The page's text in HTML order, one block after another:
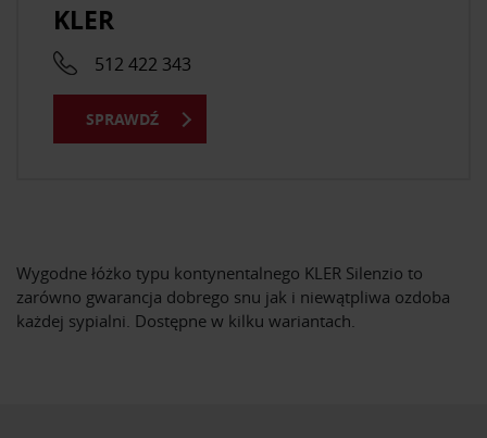
Wygodne łóżko typu kontynentalnego KLER Silenzio to
zarówno gwarancja dobrego snu jak i niewątpliwa ozdoba
każdej sypialni. Dostępne w kilku wariantach.
KLER
512 422 343
SPRAWDŹ